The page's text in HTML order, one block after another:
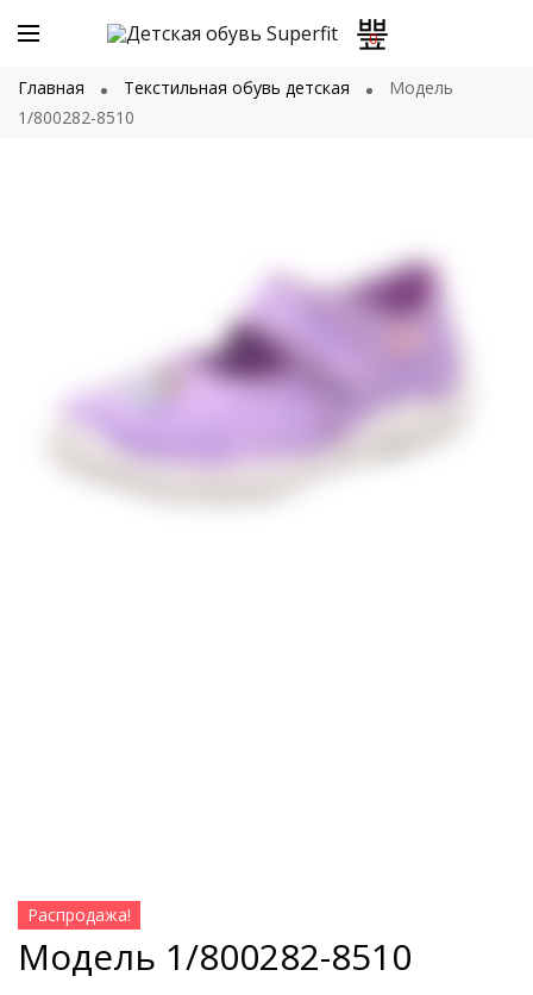
0
Главная Текстильная обувь детская
Модель
1/800282-8510
Распродажа!
Модель 1/800282-8510